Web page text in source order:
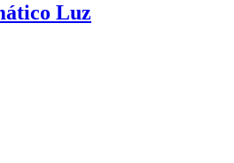
Luz